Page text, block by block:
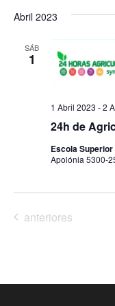
a
Abril 2023
SÁB
1
24h de
1 Abril 2023 -2
Escola
Apolónia 5300-
anteriores